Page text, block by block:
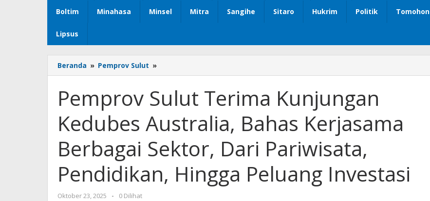
Boltim Minahasa Minsel Mitra Sangihe Sitaro Hukrim Politik Tomohon
Lipsus
Beranda » Pemprov Sulut »
Sulut
Kunjungan
Kedubes
Australia,
Bahas
Berbagai
Sektor,
Pariwisata,
Pemprov Sulut Terima Kunjungan
Kedubes Australia, Bahas Kerjasama
Berbagai Sektor, Dari Pariwisata,
Pendidikan, Hingga Peluang Investasi
Oktober 23, 2025
oleh
-
0 Dilihat